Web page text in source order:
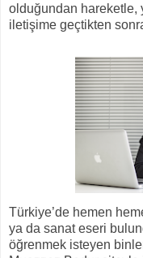
olduğundan hareketle,
iletişime geçtikten
Türkiye’de hemen
ya da sanat eseri
öğrenmek isteyen